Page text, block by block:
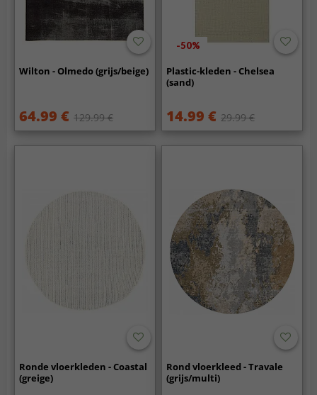
Wilton - Olmedo (grijs/beige)
64.99 € 129.99 €
-50%
Plastic-kleden - Chelsea
(sand)
14.99 € 29.99 €
Ronde vloerkleden - Coastal
(greige)
Rond vloerkleed - Travale
(grijs/multi)